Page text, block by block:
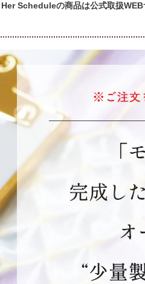
Her Scheduleの商品は公式取扱